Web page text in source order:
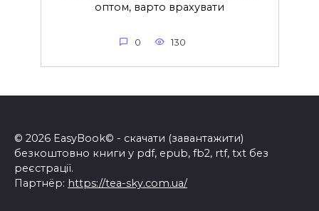
оптом, варто врахувати
0 130
© 2026 EasyBook© - скачати (завантажити)
безкоштовно книги у pdf, epub, fb2, rtf, txt без
реєстрації.
Партнёр: https://tea-sky.com.ua/